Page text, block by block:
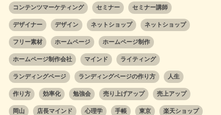
コンテンツマーケティング セミナー セミナー講師
デザイナー デザイン ネットショップ ネットショップ
フリー素材 ホームページ ホームページ制作
ホームページ制作会社 マインド ライティング
ランディングページ ランディングページの作り方 人生
作り方 効率化 勉強会 売り上げアップ 売上アップ
岡山 店長マインド 心理学 手帳 東京 楽天ショップ